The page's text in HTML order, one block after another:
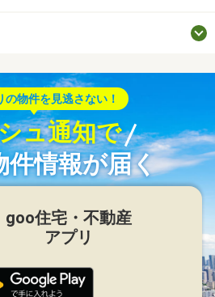
の物件を見逃さない！
ュ通知で
件情報が届く
goo住宅・不動産
アプリ